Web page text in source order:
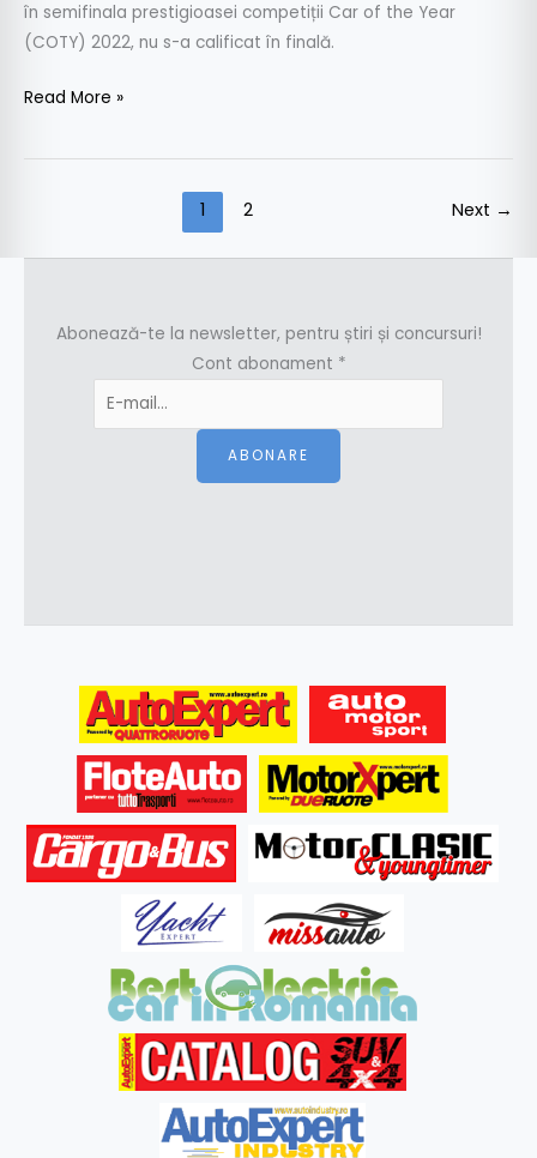
în semifinala prestigioasei competiții Car of the Year
(COTY) 2022, nu s-a calificat în finală.
Read More »
1 2 Next →
Abonează-te la newsletter, pentru știri și concursuri!
Cont abonament *
ABONARE